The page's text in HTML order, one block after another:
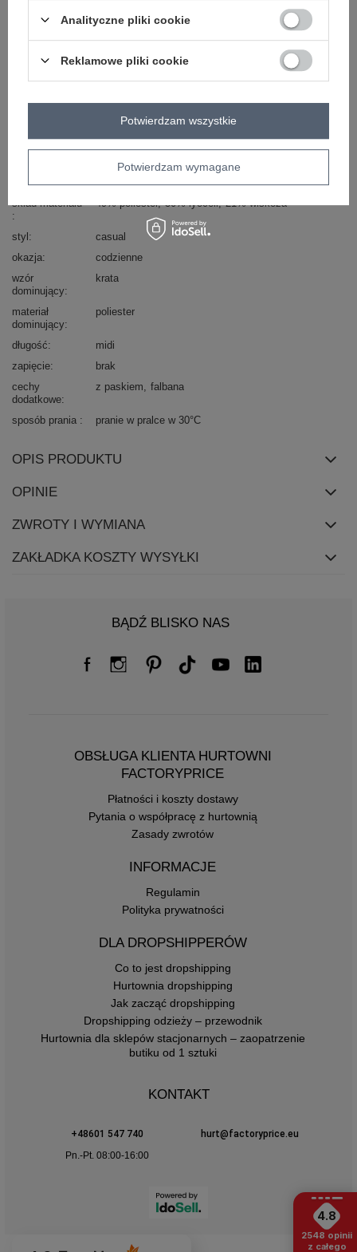
Masz pytanie? Chętnie pomożemy.
Zadzwoń+48 601 547 740 Zadaj pytanie
sposób prania : pranie w pralce w 30°C
IT-SD-FL10325.00
Marka
ITALY MODA
skład materiału
49% poliester 30% lyocell 21% wiskoza
styl
casual
okazja
codzienne
wzór
dominujący
krata
materiał
dominujący
poliester
długość
midi
zapięcie
brak
cechy
dodatkowe
z paskiem falbana
sposób prania pranie w pralce w 30°C
OPIS PRODUKTU
OPINIE
ZWROTY I WYMIANA
ZAKŁADKA KOSZTY WYSYŁKI
BĄDŹ BLISKO NAS
OBSŁUGA KLIENTA HURTOWNI
FACTORYPRICE
Płatności i koszty dostawy
Pytania o współpracę z hurtownią
Zasady zwrotów
INFORMACJE
Regulamin
Polityka prywatności
DLA DROPSHIPPERÓW
Co to jest dropshipping
Hurtownia dropshipping
Jak zacząć dropshipping
Dropshipping odzieży – przewodnik
Hurtownia dla sklepów stacjonarnych – zaopatrzenie
butiku od 1 sztuki
KONTAKT
+48601 547 740
hurt@factoryprice.eu
Pn.-Pt. 08:00-16:00
4.8
2548 opinii
z całego
Analityczne pliki cookie
Reklamowe pliki cookie
Potwierdzam wymagane
Potwierdzam wszystkie